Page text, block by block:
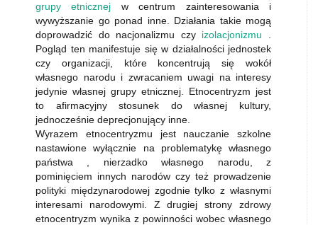
grupy etnicznej w centrum zainteresowania i
wywyższanie go ponad inne. Działania takie mogą
doprowadzić do nacjonalizmu czy izolacjonizmu
Pogląd ten manifestuje się w działalności jednostek
czy organizacji, które koncentrują się wokół
własnego narodu i zwracaniem uwagi na interesy
jedynie własnej grupy etnicznej. Etnocentryzm jest
to afirmacyjny stosunek do własnej kultury,
jednocześnie deprecjonujący inne.
Wyrazem etnocentryzmu jest nauczanie szkolne
nastawione wyłącznie na problematykę własnego
państwa , nierzadko własnego narodu, z
pominięciem innych narodów czy też prowadzenie
polityki międzynarodowej zgodnie tylko z własnymi
interesami narodowymi. Z drugiej strony zdrowy
etnocentryzm wynika z powinności wobec własnego